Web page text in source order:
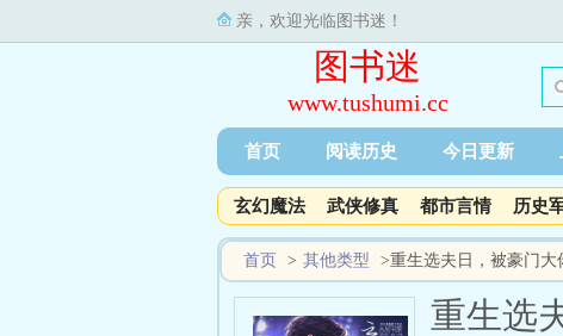
亲，欢迎光临图书迷！
图书迷
www.tushumi.cc
首页 阅读历史 今日更新
玄幻魔法 武侠修真 都市言情 历史
首页 > 其他类型 >重生选夫日，被豪门大
重生选